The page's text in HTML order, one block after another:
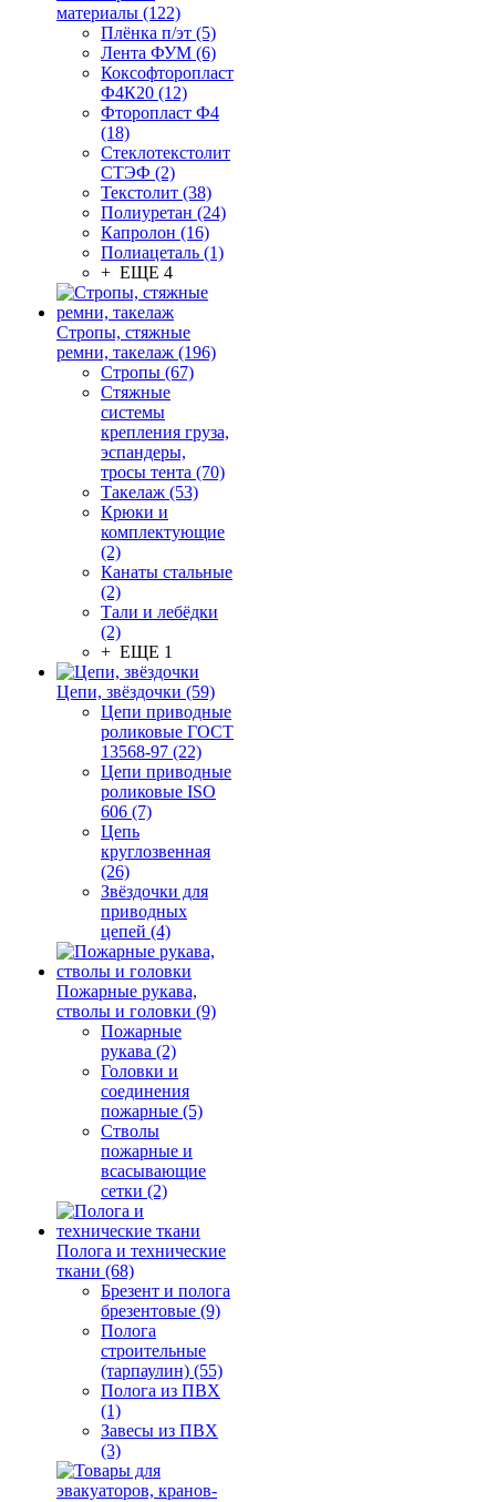
материалы (122)
Плёнка п/эт (5)
Лента ФУМ (6)
Коксофторопласт
Ф4К20 (12)
Фторопласт Ф4
(18)
Стеклотекстолит
СТЭФ (2)
Текстолит (38)
Полиуретан (24)
Капролон (16)
Полиацеталь (1)
+ ЕЩЕ 4
Стропы, стяжные
ремни, такелаж (196)
Стропы (67)
Стяжные
системы
крепления груза,
эспандеры,
тросы тента (70)
Такелаж (53)
Крюки и
комплектующие
(2)
Канаты стальные
(2)
Тали и лебёдки
(2)
+ ЕЩЕ 1
Цепи, звёздочки (59)
Цепи приводные
роликовые ГОСТ
13568-97 (22)
Цепи приводные
роликовые ISO
606 (7)
Цепь
круглозвенная
(26)
Звёздочки для
приводных
цепей (4)
Пожарные рукава,
стволы и головки (9)
Пожарные
рукава (2)
Головки и
соединения
пожарные (5)
Стволы
пожарные и
всасывающие
сетки (2)
Полога и технические
ткани (68)
Брезент и полога
брезентовые (9)
Полога
строительные
(тарпаулин) (55)
Полога из ПВХ
(1)
Завесы из ПВХ
(3)